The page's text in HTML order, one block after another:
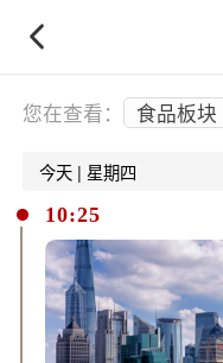
您在查看： 食品板块
今天 | 星期四
10:25